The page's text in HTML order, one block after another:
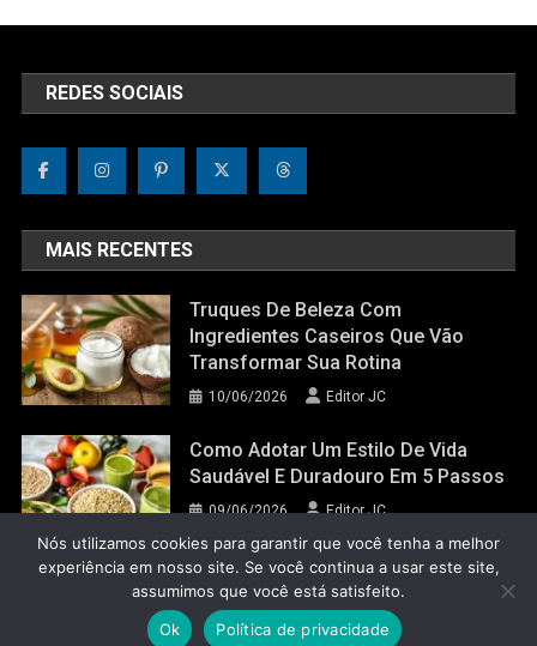
REDES SOCIAIS
MAIS RECENTES
Truques De Beleza Com
Ingredientes Caseiros Que Vão
Transformar Sua Rotina
10/06/2026 Editor JC
Como Adotar Um Estilo De Vida
Saudável E Duradouro Em 5 Passos
09/06/2026 Editor JC
Jornal do Corpo 2022 |Theme: News Portal by Mystery Themes
Nós utilizamos cookies para garantir que você tenha a melhor
experiência em nosso site. Se você continua a usar este site,
assumimos que você está satisfeito.
Ok
Política de privacidade